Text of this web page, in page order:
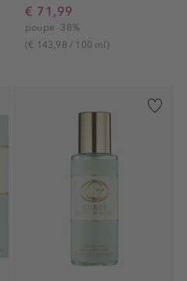
€ 71,99
poupe -38%
(€ 143,98 / 100 ml)